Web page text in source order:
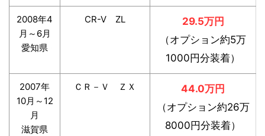
2008年4
月～6月
愛知県
CR-V ZL
29.5万円
（オプション約5万
1000円分装着）
2007年
10月～12
月
滋賀県
ＣＲ－Ｖ ＺＸ
44.0万円
（オプション約26万
8000円分装着）